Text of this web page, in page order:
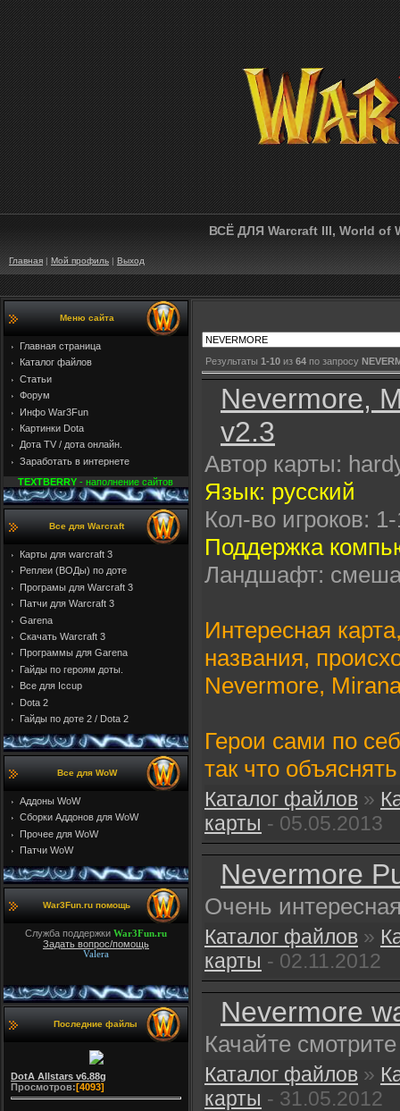
ВСЁ ДЛЯ Warcraft III, World of
Главная | Мой профиль | Выход
Меню сайта
Главная страница
Каталог файлов
Статьи
Форум
Инфо War3Fun
Картинки Dota
Дота TV / дота онлайн.
Заработать в интернете
TEXTBERRY - наполнение сайтов
Все для Warcraft
Карты для warcraft 3
Реплеи (ВОДы) по доте
Програмы для Warcraft 3
Патчи для Warcraft 3
Garena
Скачать Warcraft 3
Программы для Garena
Гайды по героям доты.
Все для Iccup
Dota 2
Гайды по доте 2 / Dota 2
Все для WoW
Аддоны WoW
Cборки Аддонов для WoW
Прочее для WoW
Патчи WoW
War3Fun.ru помощь
Служба поддержки War3Fun.ru
Задать вопрос/помощь
Valera
Последние файлы
DotA Allstars v6.88g
Просмотров:[4093]
Результаты 1-10 из 64 по запросу
Nevermore,
v2.3
Автор карты:
Язык: русский
Кол-во игроков:
Поддержка
Ландшафт:
Интересная
названия,
Nevermore,
Герои сами по
так что
Каталог файлов »
карты - 05.05.2013
Nevermore
Очень
Каталог файлов »
карты - 02.11.2012
Nevermore
Качайте
Каталог файлов »
карты - 31.05.2012